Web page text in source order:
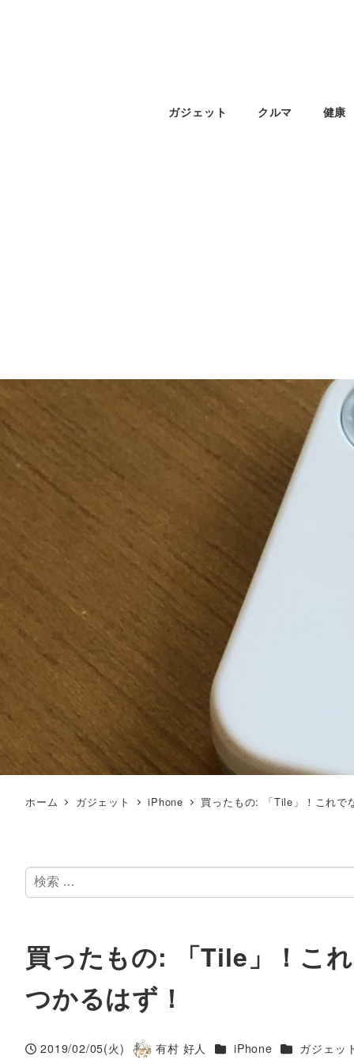
ガジェット クルマ 健康
ホーム ガジェット iPhone 買ったもの: 「Tile」！これで
検
索
買ったもの: 「Tile」！こ
つかるはず！
投稿日
2019/02/05(火)
著
有村 好人 カテゴリー
iPhone カテゴリー
ガジェッ